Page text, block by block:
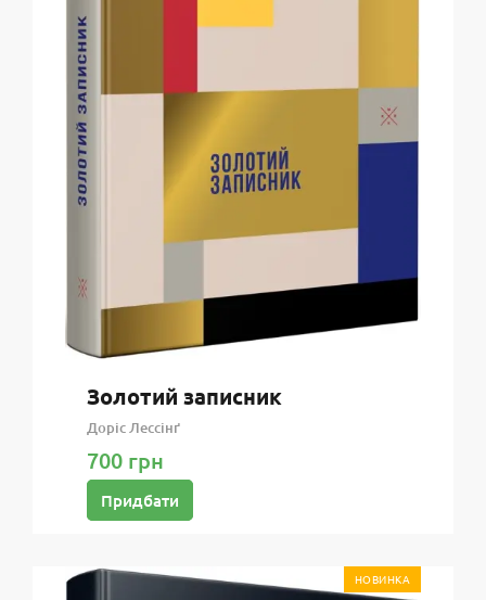
Золотий записник
Доріс Лессінґ
700 грн
Придбати
НОВИНКА